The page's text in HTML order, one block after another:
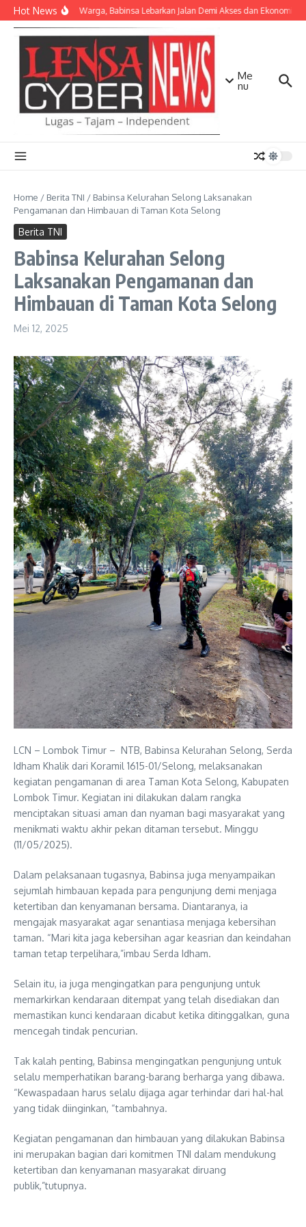
Lewati ke konten
Hot NewsBersama Warga, Babinsa Lebarkan Jalan Demi Akses dan Ekonomi
Me
nu
Home / Berita TNI / Babinsa Kelurahan Selong Laksanakan
Pengamanan dan Himbauan di Taman Kota Selong
Berita TNI
Babinsa Kelurahan Selong
Laksanakan Pengamanan dan
Himbauan di Taman Kota Selong
Mei 12, 2025
LCN – Lombok Timur – NTB, Babinsa Kelurahan Selong, Serda
Idham Khalik dari Koramil 1615-01/Selong, melaksanakan
kegiatan pengamanan di area Taman Kota Selong, Kabupaten
Lombok Timur. Kegiatan ini dilakukan dalam rangka
menciptakan situasi aman dan nyaman bagi masyarakat yang
menikmati waktu akhir pekan ditaman tersebut. Minggu
(11/05/2025).
Dalam pelaksanaan tugasnya, Babinsa juga menyampaikan
sejumlah himbauan kepada para pengunjung demi menjaga
ketertiban dan kenyamanan bersama. Diantaranya, ia
mengajak masyarakat agar senantiasa menjaga kebersihan
taman. “Mari kita jaga kebersihan agar keasrian dan keindahan
taman tetap terpelihara,”imbau Serda Idham.
Selain itu, ia juga mengingatkan para pengunjung untuk
memarkirkan kendaraan ditempat yang telah disediakan dan
memastikan kunci kendaraan dicabut ketika ditinggalkan, guna
mencegah tindak pencurian.
Tak kalah penting, Babinsa mengingatkan pengunjung untuk
selalu memperhatikan barang-barang berharga yang dibawa.
“Kewaspadaan harus selalu dijaga agar terhindar dari hal-hal
yang tidak diinginkan, “tambahnya.
Kegiatan pengamanan dan himbauan yang dilakukan Babinsa
ini merupakan bagian dari komitmen TNI dalam mendukung
ketertiban dan kenyamanan masyarakat diruang
publik,”tutupnya.